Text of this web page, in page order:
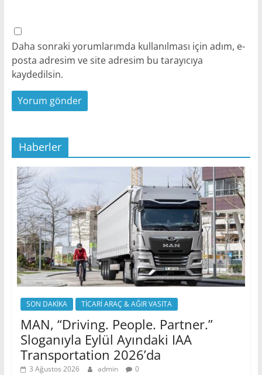
Daha sonraki yorumlarımda kullanılması için adım, e-
posta adresim ve site adresim bu tarayıcıya
kaydedilsin.
Haberler
SON DAKİKA TİCARİ ARAÇ & AĞIR VASITA
MAN, “Driving. People. Partner.”
Sloganıyla Eylül Ayındaki IAA
Transportation 2026’da
3 Ağustos 2026 admin 0